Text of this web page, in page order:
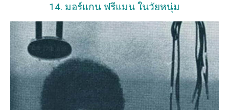
14. มอร์แกน ฟรีแมน ในวัยหนุ่ม